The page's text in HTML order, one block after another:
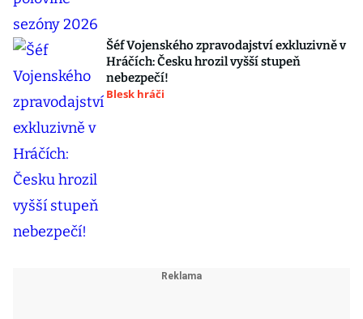
Šéf Vojenského zpravodajství exkluzivně v
Hráčích: Česku hrozil vyšší stupeň
nebezpečí!
Blesk hráči